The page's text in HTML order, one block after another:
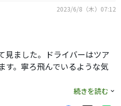
ルフをしてスコアを安定する
2023/6/8（木）07:12
見ました。ドライバーはツア
す。寧ろ飛んでいるような気
なもんかと思えばボールの性
続きを読む